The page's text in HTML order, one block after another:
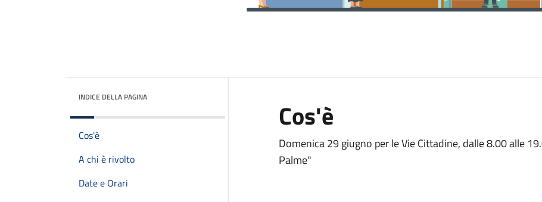
INDICE DELLA PAGINA
Cos'è
A chi è rivolto
Date e Orari
Cos'è
Domenica 29 giugno per le Vie Cittadine, dalle 8.00 alle
Palme"